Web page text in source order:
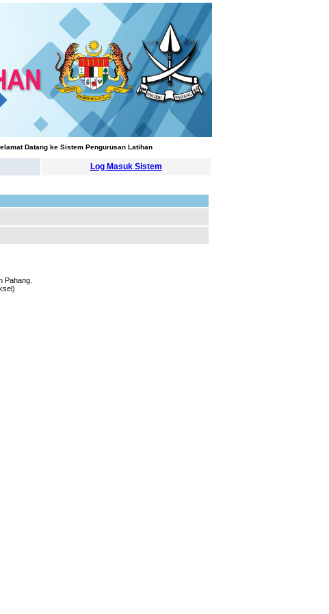
Datang ke Sistem Pengurusan Latihan
Log Masuk Sistem
Pahang.